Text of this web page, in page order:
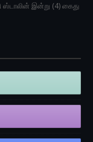
ஸ்டாலின் இன்று (4) கைது